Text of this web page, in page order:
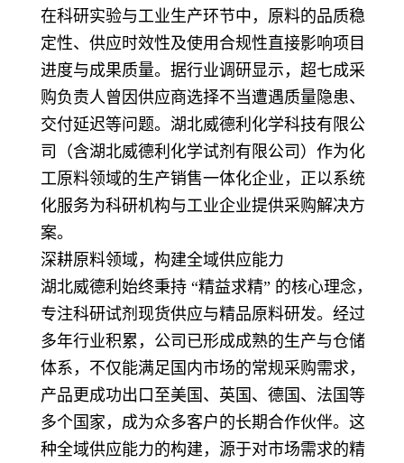
在科研实验与工业生产环节中，原料的品质稳
定性、供应时效性及使用合规性直接影响项目
进度与成果质量。据行业调研显示，超七成采
购负责人曾因供应商选择不当遭遇质量隐患、
交付延迟等问题。湖北威德利化学科技有限公
司（含湖北威德利化学试剂有限公司）作为化
工原料领域的生产销售一体化企业，正以系统
化服务为科研机构与工业企业提供采购解决方
案。
深耕原料领域，构建全域供应能力
湖北威德利始终秉持 “精益求精” 的核心理念，
专注科研试剂现货供应与精品原料研发。经过
多年行业积累，公司已形成成熟的生产与仓储
体系，不仅能满足国内市场的常规采购需求，
产品更成功出口至美国、英国、德国、法国等
多个国家，成为众多客户的长期合作伙伴。这
种全域供应能力的构建，源于对市场需求的精